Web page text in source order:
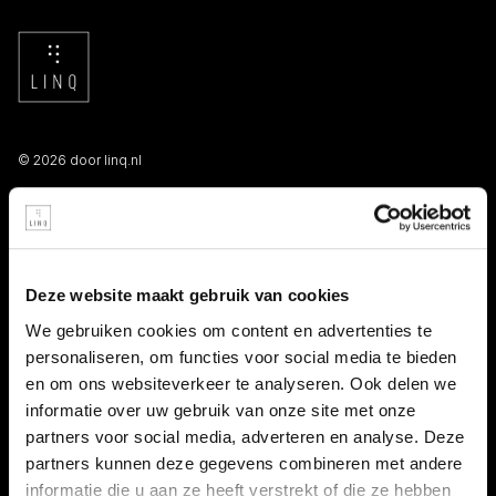
Deze website maakt gebruik van cookies
We gebruiken cookies om content en advertenties te
personaliseren, om functies voor social media te bieden
en om ons websiteverkeer te analyseren. Ook delen we
informatie over uw gebruik van onze site met onze
partners voor social media, adverteren en analyse. Deze
partners kunnen deze gegevens combineren met andere
informatie die u aan ze heeft verstrekt of die ze hebben
© 2026 door linq.nl
LINKS
Persooneelsgids uitzendkrachten
Antidiscriminatiebeleid
Klacht indienen